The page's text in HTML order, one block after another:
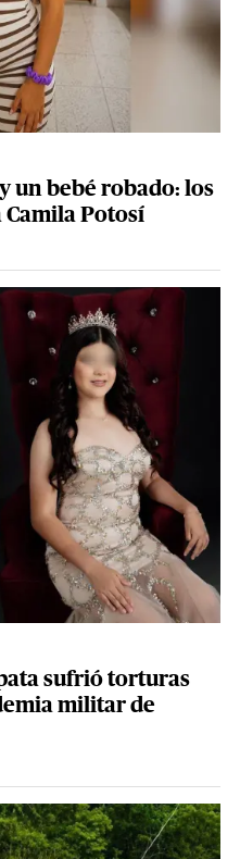
un bebé robado: los
Camila Potosí
sufrió torturas
militar de